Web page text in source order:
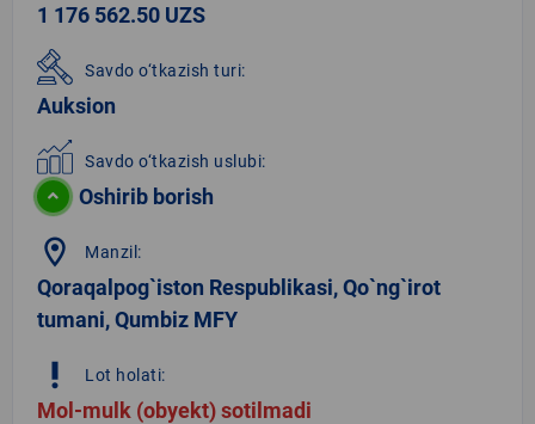
1 176 562.50 UZS
Savdo o‘tkazish turi:
Auksion
Savdo o‘tkazish uslubi:
Oshirib borish
location_on Manzil:
Qoraqalpog`iston Respublikasi, Qo`ng`irot
tumani, Qumbiz MFY
priority_high Lot holati:
Mol-mulk (obyekt) sotilmadi